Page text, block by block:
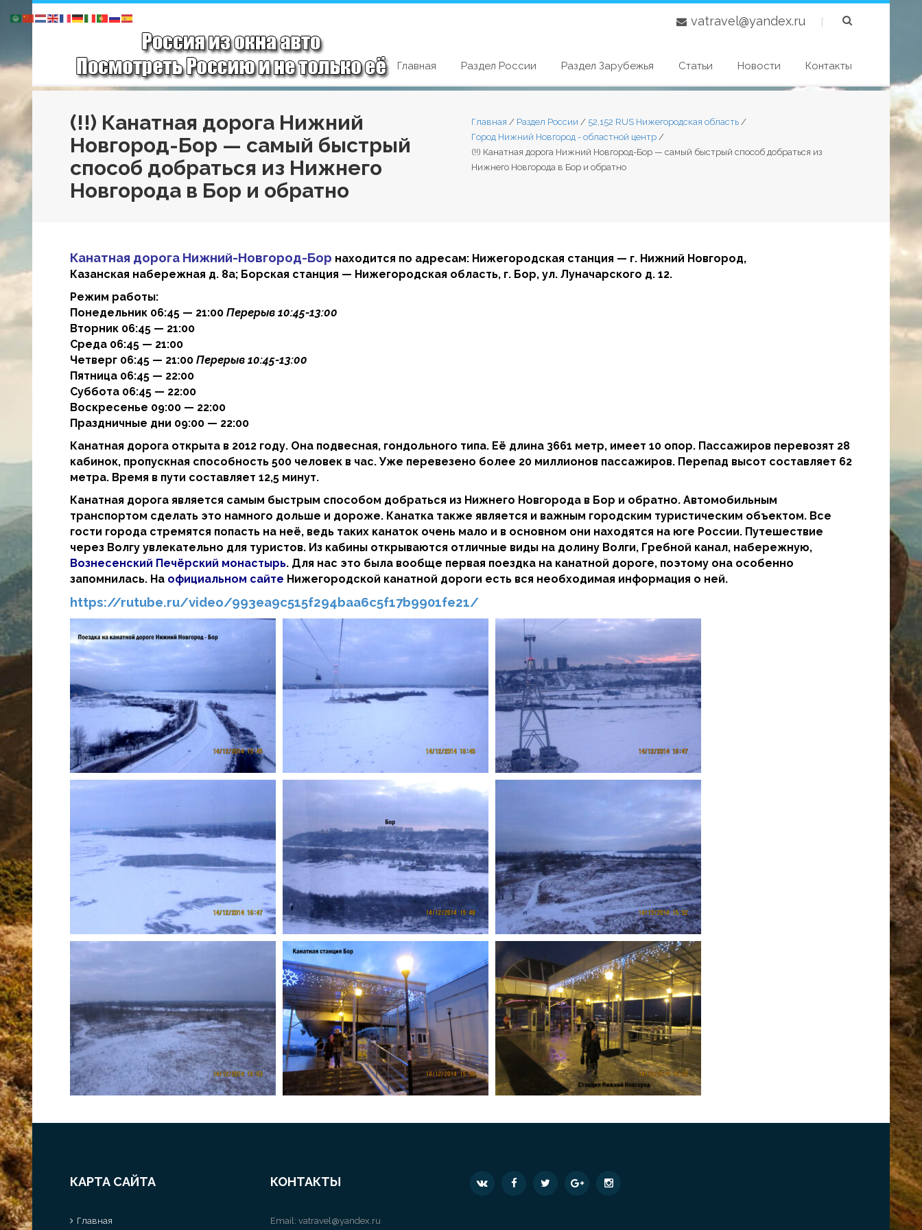
vatravel@yandex.ru |
Главная Раздел России Раздел Зарубежья Статьи Новости Контакты
(!!) Канатная дорога Нижний
Новгород-Бор — самый быстрый
способ добраться из Нижнего
Новгорода в Бор и обратно
Главная / Раздел России / 52,152 RUS Нижегородская область /
Город Нижний Новгород - областной центр /
(!!) Канатная дорога Нижний Новгород-Бор — самый быстрый способ добраться из
Нижнего Новгорода в Бор и обратно
Канатная дорога Нижний-Новгород-Бор находится по адресам: Нижегородская станция — г. Нижний Новгород,
Казанская набережная д. 8а; Борская станция — ​​​​​​​Нижегородская область, г. Бор, ул. Луначарского д. 12.
Режим работы:
Понедельник 06:45 — 21:00 Перерыв 10:45-13:00
Вторник 06:45 — 21:00
Среда 06:45 — 21:00
Четверг 06:45 — 21:00 Перерыв 10:45-13:00
Пятница 06:45 — 22:00
Суббота 06:45 — 22:00
Воскресенье 09:00 — 22:00
Праздничные дни 09:00 — 22:00
Канатная дорога открыта в 2012 году. Она подвесная, гондольного типа. Её длина 3661 метр, имеет 10 опор. Пассажиров перевозят 28
кабинок, пропускная способность 500 человек в час. Уже перевезено более 20 миллионов пассажиров. Перепад высот составляет 62
метра. Время в пути составляет 12,5 минут.
Канатная дорога является самым быстрым способом добраться из Нижнего Новгорода в Бор и обратно. Автомобильным
транспортом сделать это намного дольше и дороже. Канатка также является и важным городским туристическим объектом. Все
гости города стремятся попасть на неё, ведь таких канаток очень мало и в основном они находятся на юге России. Путешествие
через Волгу увлекательно для туристов. Из кабины открываются отличные виды на долину Волги, Гребной канал, набережную,
Вознесенский Печёрский монастырь. Для нас это была вообще первая поездка на канатной дороге, поэтому она особенно
запомнилась. На официальном сайте Нижегородской канатной дороги есть вся необходимая информация о ней.
https://rutube.ru/video/993ea9c515f294baa6c5f17b9901fe21/
КАРТА САЙТА
Главная
КОНТАКТЫ
Email: vatravel@yandex.ru